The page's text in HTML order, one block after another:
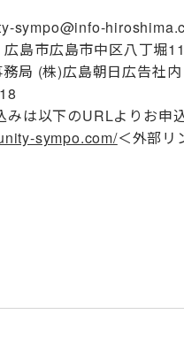
sympo@info-
島市広島市中区八丁堀
局 (株)広島朝日広告社内
は以下のURLよりお申込
sympo.com/＜外部リ